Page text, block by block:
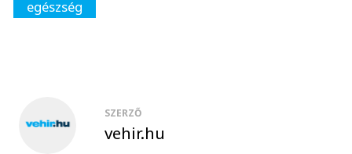
egészség
SZERZŐ
vehir.hu